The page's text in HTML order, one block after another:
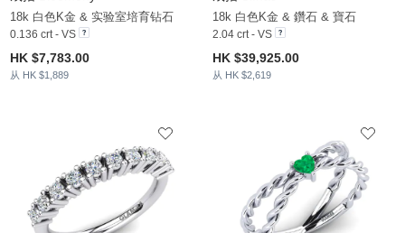
18k 白色K金 & 实验室培育钻石
0.136 crt - VS
HK $7,783.00
从 HK $1,889
18k 白色K金 & 鑽石 & 寶石
2.04 crt - VS
HK $39,925.00
从 HK $2,619